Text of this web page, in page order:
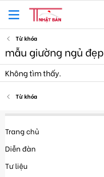
Từ khóa
mẫu giường ngủ đẹp
Không tìm thấy.
Từ khóa
Trang chủ
Diễn đàn
Tư liệu